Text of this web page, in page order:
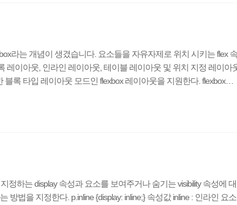
라는 개념이 생겼습니다. 요소들을 자유자제로 위치 시키는 flex 속
레이아웃, 인라인 레이아웃, 테이블 레이아웃 및 위치 지정 레이아
록 타입 레이아웃 모드인 flexbox 레이아웃을 지원한다. flexbox의
다. 과거 문법 display: box(old)와 같이 사용되다가 비공식적인 문법
정하는 display 속성과 요소를 보여주거나 숨기는 visibility 속성에 대
방법을 지정한다. p.inline {display: inline;} 속성값 inline : 인라인 요소